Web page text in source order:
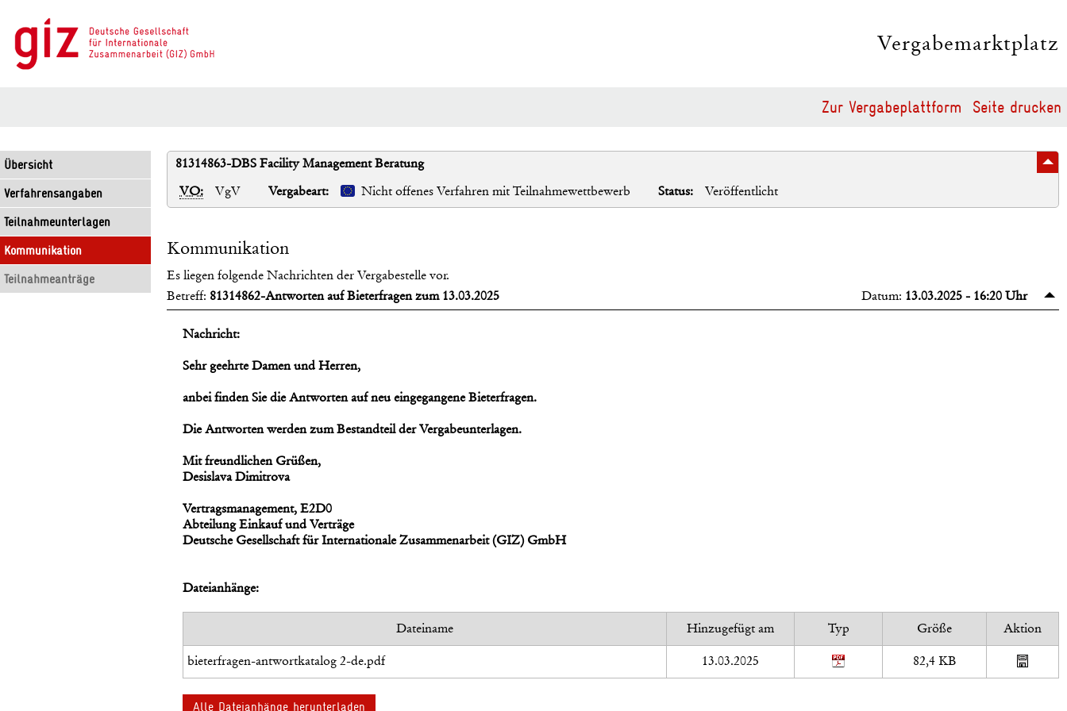
Vergabemarktplatz
Zur Vergabeplattform Seite drucken
Übersicht
Verfahrensangaben
Teilnahmeunterlagen
Kommunikation
Teilnahmeanträge
81314863-DBS Facility Management Beratung
VO:
VgV Vergabeart: Nicht offenes Verfahren mit Teilnahmewettbewerb Status: Veröffentlicht
Kommunikation
Es liegen folgende Nachrichten der Vergabestelle vor.
Betreff: 81314862-Antworten auf Bieterfragen zum 13.03.2025 Datum: 13.03.2025 - 16:20 Uhr
Nachricht:
Sehr geehrte Damen und Herren,
anbei finden Sie die Antworten auf neu eingegangene Bieterfragen.
Die Antworten werden zum Bestandteil der Vergabeunterlagen.
Mit freundlichen Grüßen,
Desislava Dimitrova
Vertragsmanagement, E2D0
Abteilung Einkauf und Verträge
Deutsche Gesellschaft für Internationale Zusammenarbeit (GIZ) GmbH
Dateianhänge:
Dateiname Hinzugefügt am Typ Größe Aktion
bieterfragen-antwortkatalog 2-de.pdf 13.03.2025 82,4 KB
Alle Dateianhänge herunterladen